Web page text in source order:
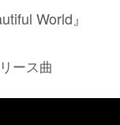
World』
ース曲